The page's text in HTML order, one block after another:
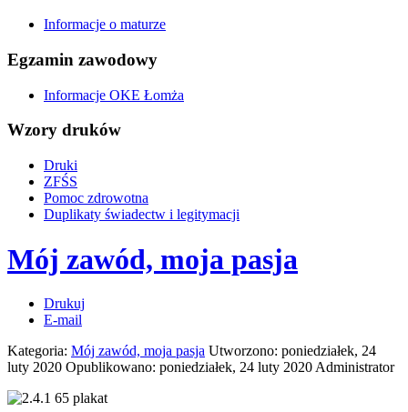
Informacje o maturze
Egzamin zawodowy
Informacje OKE Łomża
Wzory druków
Druki
ZFŚS
Pomoc zdrowotna
Duplikaty świadectw i legitymacji
Mój zawód, moja pasja
Drukuj
E-mail
Kategoria: Mój zawód, moja pasja Utworzono: poniedziałek, 24
luty 2020 Opublikowano: poniedziałek, 24 luty 2020 Administrator